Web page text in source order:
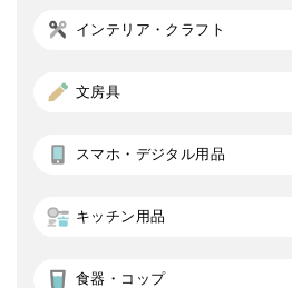
インテリア・クラフト
文房具
スマホ・デジタル用品
キッチン用品
食器・コップ